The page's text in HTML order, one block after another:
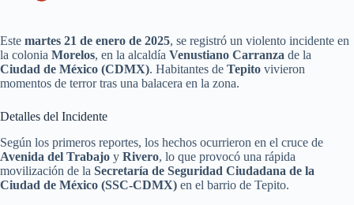
Este martes 21 de enero de 2025, se registró un violento incidente en
la colonia Morelos, en la alcaldía Venustiano Carranza de la
Ciudad de México (CDMX). Habitantes de Tepito vivieron
momentos de terror tras una balacera en la zona.
Detalles del Incidente
Según los primeros reportes, los hechos ocurrieron en el cruce de
Avenida del Trabajo y Rivero, lo que provocó una rápida
movilización de la Secretaría de Seguridad Ciudadana de la
Ciudad de México (SSC-CDMX) en el barrio de Tepito.